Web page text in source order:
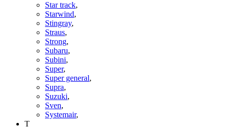
Star track,
Starwind,
Stingray,
Straus,
Strong,
Subaru,
Subini,
Super,
Super general,
Supra,
Suzuki,
Sven,
Systemair,
T